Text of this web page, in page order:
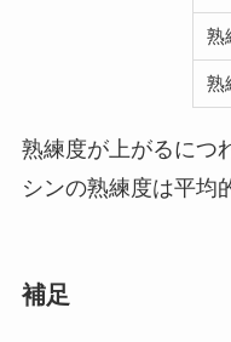
熟
熟
熟練度が上がるにつ
シンの熟練度は平均
補足